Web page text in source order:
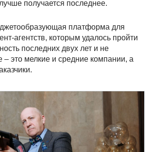
получается последнее.
платформа для
агентств, которым удалось пройти
последних двух лет и не
– это мелкие и средние компании, а